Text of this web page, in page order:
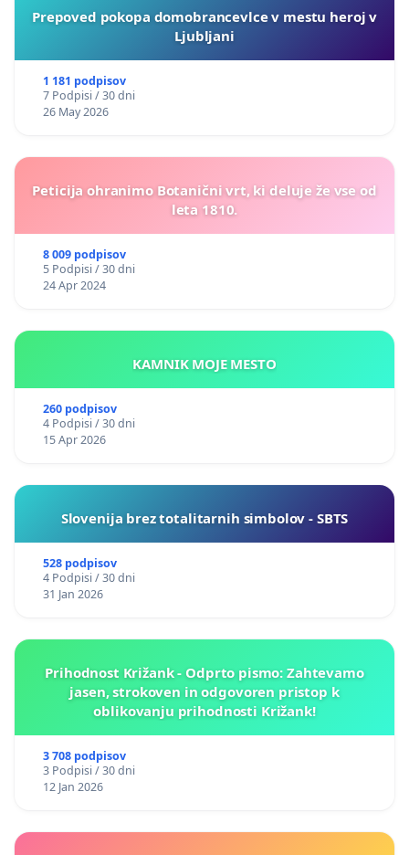
Prepoved pokopa domobrancevlce v mestu heroj v
Ljubljani
1 181 podpisov
7 Podpisi / 30 dni
26 May 2026
Peticija ohranimo Botanični vrt, ki deluje že vse od
leta 1810.
8 009 podpisov
5 Podpisi / 30 dni
24 Apr 2024
KAMNIK MOJE MESTO
260 podpisov
4 Podpisi / 30 dni
15 Apr 2026
Slovenija brez totalitarnih simbolov - SBTS
528 podpisov
4 Podpisi / 30 dni
31 Jan 2026
Prihodnost Križank - Odprto pismo: Zahtevamo
jasen, strokoven in odgovoren pristop k
oblikovanju prihodnosti Križank!
3 708 podpisov
3 Podpisi / 30 dni
12 Jan 2026